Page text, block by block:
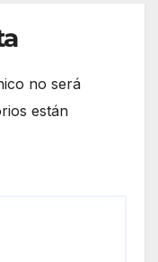
no será
están